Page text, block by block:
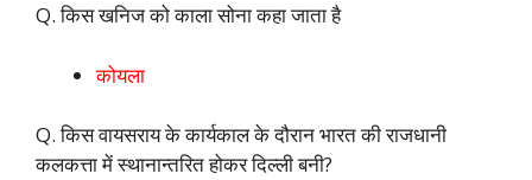
Q. किस खनिज को काला सोना कहा जाता है
कोयला
Q. किस वायसराय के कार्यकाल के दौरान भारत की राजधानी
कलकत्ता में स्थानान्तरित होकर दिल्ली बनी?